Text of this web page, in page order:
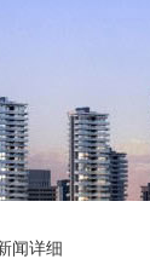
闻详细